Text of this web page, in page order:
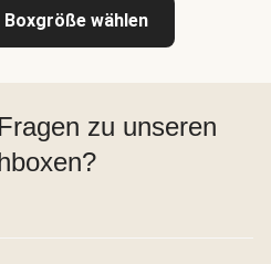
wählen
zu unseren